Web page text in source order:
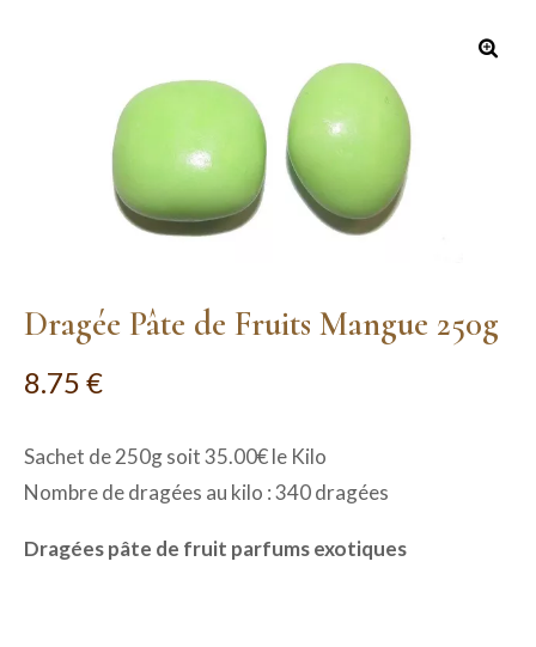
Dragée Pâte de Fruits Mangue 250g
8.75 €
Sachet de 250g soit 35.00€ le Kilo
Nombre de dragées au kilo : 340 dragées
Dragées pâte de fruit parfums exotiques